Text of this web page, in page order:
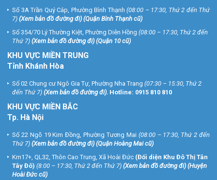
Số 3A Trần Quý Cáp, Phường Bình Thạnh (08:00 – 17:30, Thứ 2 đến Thứ
7) (Xem bản đồ đường đi) (Quận Bình Thạnh cũ)
Số 354/70 Lý Thường Kiệt, Phường Diên Hồng (08:00 – 17:30, Thứ 2 đến
Thứ 7) (Xem bản đồ đường đi) (Quận 10 cũ)
KHU VỰC MIỀN TRUNG
Tỉnh Khánh Hòa
Số 02 Chung cư Ngô Gia Tự, Phường Nha Trang (07:30 – 15:30, Thứ 2
đến Thứ 7) (Xem bản đồ đường đi). Hotline: 0915 810 810
KHU VỰC MIỀN BẮC
Tp. Hà Nội
Số 22 Ngõ 19 Kim Đồng, Phường Tương Mai (08:00 – 17:30, Thứ 2 đến
Thứ 7) (Xem bản đồ đường đi) (Quận Hoàng Mai cũ)
Km17+, QL32, Thôn Cao Trung, Xã Hoài Đức (Đối diện Khu Đô Thị Tân
Tây Đô) (8:00 – 17:30, Thứ 2 đến Thứ 7) (Xem bản đồ đường đi) (Huyện
Hoài Đức cũ)